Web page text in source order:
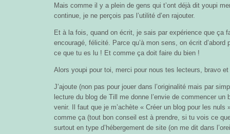
Mais comme il y a plein de gens qui t’ont déjà dit youpi
continue, je ne perçois pas l’utilité d’en rajouter.
Et à la fois, quand on écrit, je sais par expérience que ça
encouragé, félicité. Parce qu’à mon sens, on écrit d’abord
ce que tu es lu ! Et comme ça doit faire du bien !
Alors youpi pour toi, merci pour nous tes lecteurs, bravo
J’ajoute (non pas pour jouer dans l’originalité mais par
lecture du blog de Till me donne l’envie de commencer un
venir. Il faut que je m’achète « Créer un blog pour les nuls
comme ça (tout bon conseil est à prendre, si tu vois ce
surtout en type d’hébergement de site (on me dit dans